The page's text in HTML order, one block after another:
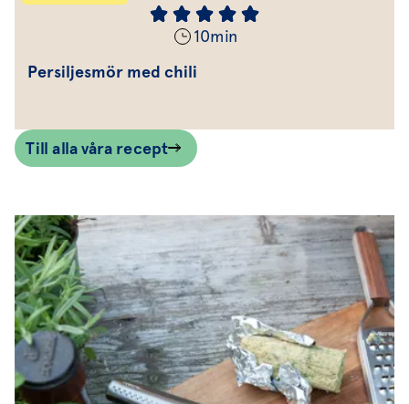
10min
Persiljesmör med chili
Till alla våra recept